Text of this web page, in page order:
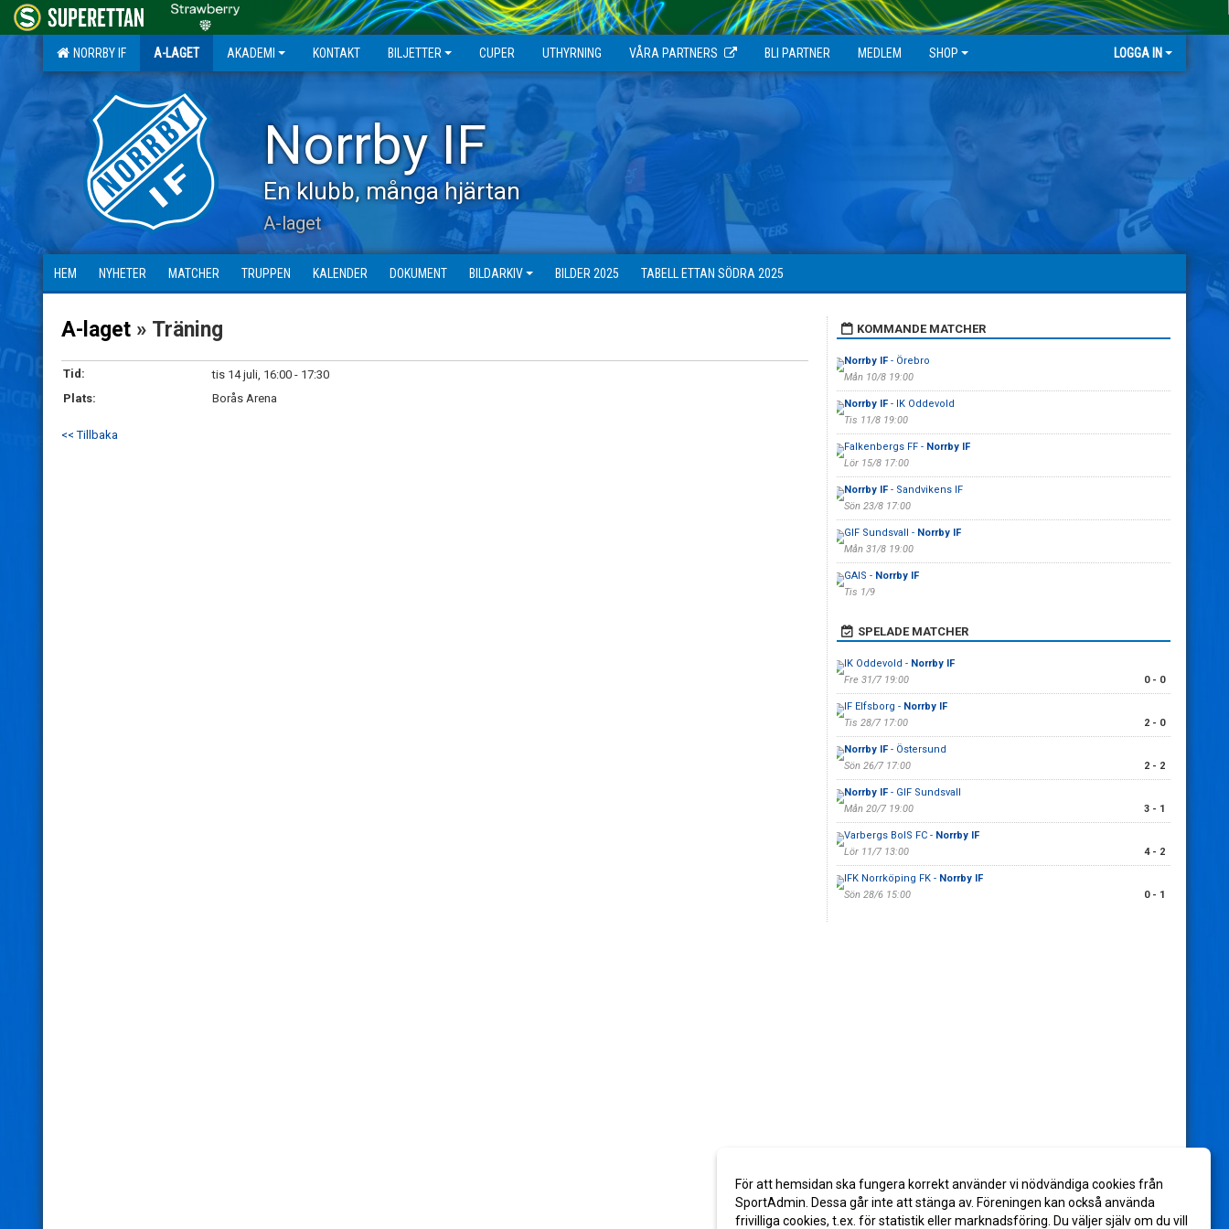
NORRBY IF A-LAGET AKADEMI KONTAKT BILJETTER CUPER UTHYRNING VÅRA PARTNERS BLI PARTNER MEDLEM SHOP LOGGA IN
Norrby IF
En klubb, många hjärtan
A-laget
HEM NYHETER MATCHER TRUPPEN KALENDER DOKUMENT BILDARKIV BILDER 2025 TABELL ETTAN SÖDRA 2025
A-laget » Träning
Tid:
tis 14 juli, 16:00 - 17:30
Plats:
Borås Arena
<< Tillbaka
KOMMANDE MATCHER
Norrby IF - Örebro
Mån 10/8 19:00
Norrby IF - IK Oddevold
Tis 11/8 19:00
Falkenbergs FF - Norrby IF
Lör 15/8 17:00
Norrby IF - Sandvikens IF
Sön 23/8 17:00
GIF Sundsvall - Norrby IF
Mån 31/8 19:00
GAIS - Norrby IF
Tis 1/9
SPELADE MATCHER
IK Oddevold - Norrby IF
Fre 31/7 19:00
0 - 0
IF Elfsborg - Norrby IF
Tis 28/7 17:00
2 - 0
Norrby IF - Östersund
Sön 26/7 17:00
2 - 2
Norrby IF - GIF Sundsvall
Mån 20/7 19:00
3 - 1
Varbergs BoIS FC - Norrby IF
Lör 11/7 13:00
4 - 2
IFK Norrköping FK - Norrby IF
Sön 28/6 15:00
0 - 1
För att hemsidan ska fungera korrekt använder vi nödvändiga cookies från
SportAdmin. Dessa går inte att stänga av. Föreningen kan också använda
frivilliga cookies, t.ex. för statistik eller marknadsföring. Du väljer själv om du vill